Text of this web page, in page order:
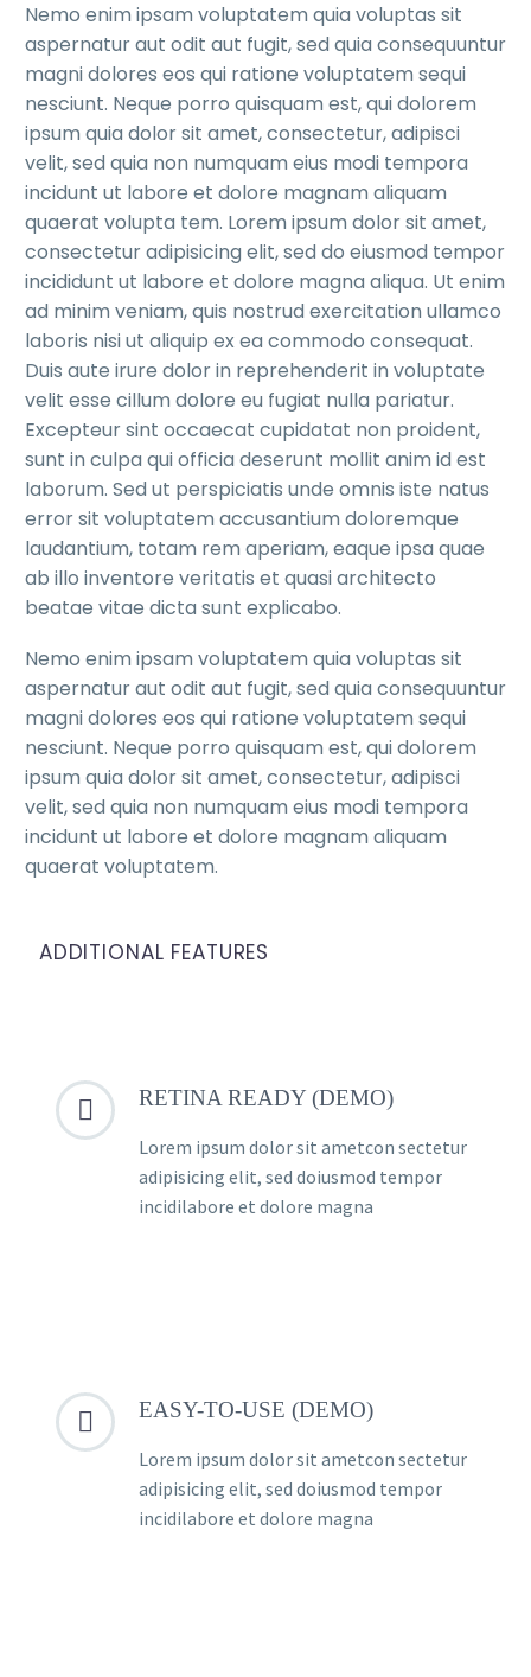
Nemo enim ipsam voluptatem quia voluptas sit
aspernatur aut odit aut fugit, sed quia consequuntur
magni dolores eos qui ratione voluptatem sequi
nesciunt. Neque porro quisquam est, qui dolorem
ipsum quia dolor sit amet, consectetur, adipisci
velit, sed quia non numquam eius modi tempora
incidunt ut labore et dolore magnam aliquam
quaerat volupta tem. Lorem ipsum dolor sit amet,
consectetur adipisicing elit, sed do eiusmod tempor
incididunt ut labore et dolore magna aliqua. Ut enim
ad minim veniam, quis nostrud exercitation ullamco
laboris nisi ut aliquip ex ea commodo consequat.
Duis aute irure dolor in reprehenderit in voluptate
velit esse cillum dolore eu fugiat nulla pariatur.
Excepteur sint occaecat cupidatat non proident,
sunt in culpa qui officia deserunt mollit anim id est
laborum. Sed ut perspiciatis unde omnis iste natus
error sit voluptatem accusantium doloremque
laudantium, totam rem aperiam, eaque ipsa quae
ab illo inventore veritatis et quasi architecto
beatae vitae dicta sunt explicabo.
Nemo enim ipsam voluptatem quia voluptas sit
aspernatur aut odit aut fugit, sed quia consequuntur
magni dolores eos qui ratione voluptatem sequi
nesciunt. Neque porro quisquam est, qui dolorem
ipsum quia dolor sit amet, consectetur, adipisci
velit, sed quia non numquam eius modi tempora
incidunt ut labore et dolore magnam aliquam
quaerat voluptatem.
ADDITIONAL FEATURES

 RETINA READY (DEMO)
Lorem ipsum dolor sit ametcon sectetur
adipisicing elit, sed doiusmod tempor
incidilabore et dolore magna

 EASY-TO-USE (DEMO)
Lorem ipsum dolor sit ametcon sectetur
adipisicing elit, sed doiusmod tempor
incidilabore et dolore magna